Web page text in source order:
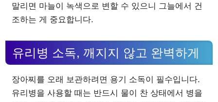
말리면 마늘이 녹색으로 변할 수 있으니 그늘에서 건
조하는 게 중요합니다.
유리병 소독, 깨지지 않고 완벽하게
장아찌를 오래 보관하려면 용기 소독이 필수입니다.
유리병을 사용할 때는 반드시 물이 찬 상태에서 병을